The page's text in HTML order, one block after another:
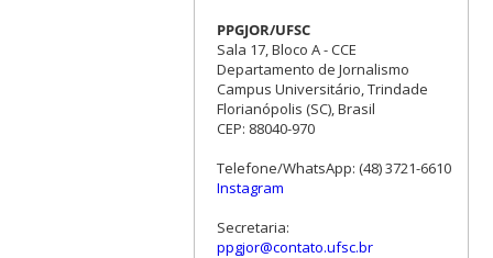
PPGJOR/UFSC
Sala 17, Bloco A - CCE
Departamento de Jornalismo
Campus Universitário, Trindade
Florianópolis (SC), Brasil
CEP: 88040-970
Telefone/WhatsApp: (48) 3721-6610
Instagram
Secretaria:
ppgjor@contato.ufsc.br